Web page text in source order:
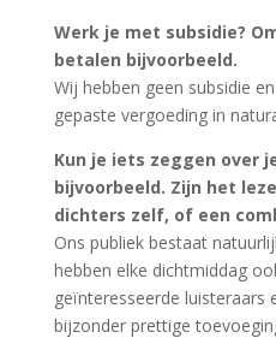
Werk je met subsidie?
betalen bijvoorbeeld.
Wij hebben geen subsidie
gepaste vergoeding in
Kun je iets zeggen over
bijvoorbeeld. Zijn het
dichters zelf, of een
Ons publiek bestaat
hebben elke dichtmiddag
geïnteresseerde luisteraars
bijzonder prettige